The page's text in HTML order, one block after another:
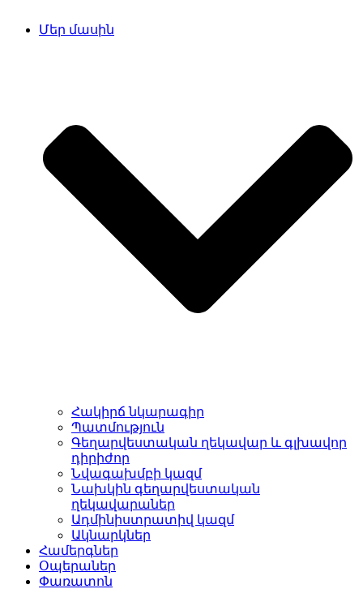
Մեր մասին
Հակիրճ նկարագիր
Պատմություն
Գեղարվեստական ղեկավար և գլխավոր
դիրիժոր
Նվագախմբի կազմ
Նախկին գեղարվեստական
ղեկավարաներ
Ադմինիստրատիվ կազմ
Ակնարկներ
Համերգներ
Օպերաներ
Փառատոն